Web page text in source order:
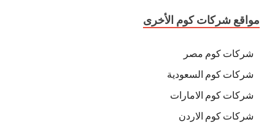
مواقع شركات كوم الأخرى
شركات كوم مصر
شركات كوم السعودية
شركات كوم الامارات
شركات كوم الاردن